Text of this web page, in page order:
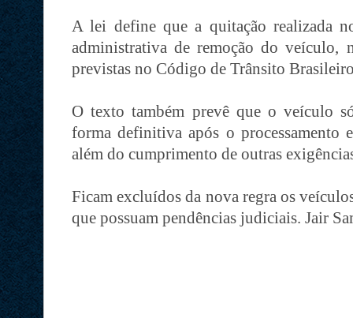
A lei define que a quitação realizada
administrativa de remoção do veículo,
previstas no Código de Trânsito
O texto também prevê que o veículo
forma definitiva após o processamento
além do cumprimento de outras
Ficam excluídos da nova regra os
que possuam pendências judiciais. Jair